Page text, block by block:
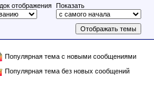
отображения Показать
Популярная тема с новыми сообщениями
Популярная тема без новых сообщений